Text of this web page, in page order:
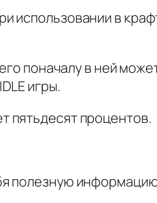
использовании в
поначалу в ней
игры.
пятьдесят процентов.
полезную